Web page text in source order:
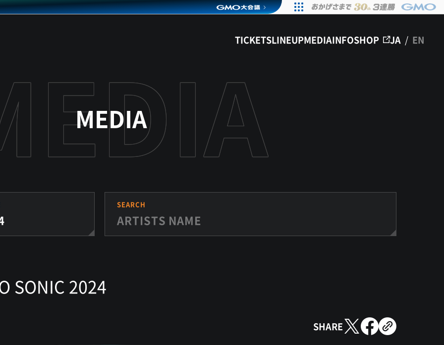
TICKETSLINEUPMEDIAINFOSHOP JA / EN
MEDIA
SEARCH
SONIC 2024
SHARE